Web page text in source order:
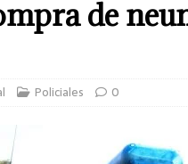
de
Policiales 0